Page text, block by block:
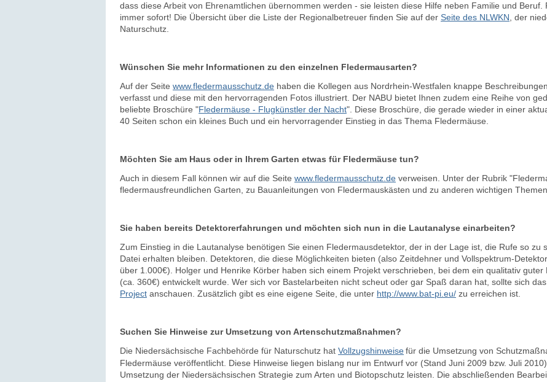
dass diese Arbeit von Ehrenamtlichen übernommen werden - sie leisten diese Hilfe neben Familie und
immer sofort! Die Übersicht über die Liste der Regionalbetreuer finden Sie auf der Seite des NLWKN , der
Naturschutz.
Wünschen Sie mehr Informationen zu den einzelnen Fledermausarten?
Auf der Seite www.fledermausschutz.de haben die Kollegen aus Nordrhein-Westfalen knappe
verfasst und diese mit den hervorragenden Fotos illustriert. Der NABU bietet Ihnen zudem eine Reihe von
beliebte Broschüre "Fledermäuse - Flugkünstler der Nacht". Diese Broschüre, die gerade wieder in einer
40 Seiten schon ein kleines Buch und ein hervorragender Einstieg in das Thema Fledermäuse.
Möchten Sie am Haus oder in Ihrem Garten etwas für Fledermäuse tun?
Auch in diesem Fall können wir auf die Seite www.fledermausschutz.de verweisen. Unter der Rubrik
fledermausfreundlichen Garten, zu Bauanleitungen von Fledermauskästen und zu anderen wichtigen Themen.
Sie haben bereits Detektorerfahrungen und möchten sich nun in die Lautanalyse einarbeiten?
Zum Einstieg in die Lautanalyse benötigen Sie einen Fledermausdetektor, der in der Lage ist, die Rufe so zu
Datei erhalten bleiben. Detektoren, die diese Möglichkeiten bieten (also Zeitdehner und Vollspektrum-
über 1.000€). Holger und Henrike Körber haben sich einem Projekt verschrieben, bei dem ein qualitativ
(ca. 360€) entwickelt wurde. Wer sich vor Bastelarbeiten nicht scheut oder gar Spaß daran hat, sollte sich
Project anschauen. Zusätzlich gibt es eine eigene Seite, die unter http://www.bat-pi.eu/ zu erreichen ist.
Suchen Sie Hinweise zur Umsetzung von Artenschutzmaßnahmen?
Die Niedersächsische Fachbehörde für Naturschutz hat Vollzugshinweisefür die Umsetzung von
Fledermäuse veröffentlicht. Diese Hinweise liegen bislang nur im Entwurf vor (Stand Juni 2009 bzw. Juli
Umsetzung der Niedersächsischen Strategie zum Arten und Biotopschutz leisten. Die abschließenden